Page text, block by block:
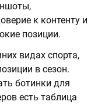
к контенту и
позиции.
видах спорта,
в сезон.
ботинки для
есть таблица